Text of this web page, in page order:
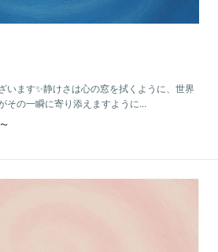
います✨静けさは心の窓を拭くように、世界
その一瞬に寄り添えますように...